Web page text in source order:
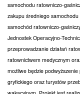
samochodu ratowniczo-
zakupu średniego
samochód ratowniczo-
Jednostek Operacyjno-
przeprowadzanie działań
ratownictwem medycznym
możliwe będzie
gryfickiego oraz turystów